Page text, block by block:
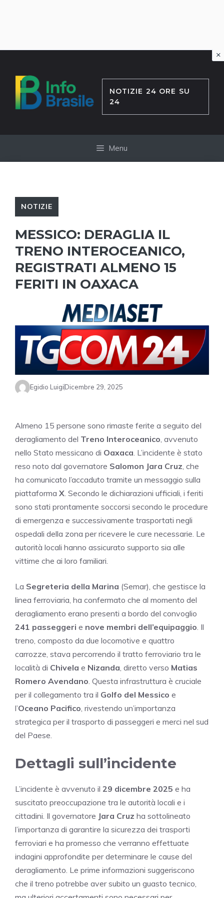
contenuto
NOTIZIE 24 ORE SU
24
Menu
NOTIZIE
MESSICO: DERAGLIA IL
TRENO INTEROCEANICO,
REGISTRATI ALMENO 15
FERITI IN OAXACA
Egidio LuigiDicembre 29, 2025
Almeno 15 persone sono rimaste ferite a seguito del
deragliamento del Treno Interoceanico , avvenuto
nello Stato messicano di Oaxaca . L’incidente è stato
reso noto dal governatore Salomon Jara Cruz , che
ha comunicato l’accaduto tramite un messaggio sulla
piattaforma X . Secondo le dichiarazioni ufficiali, i feriti
sono stati prontamente soccorsi secondo le procedure
di emergenza e successivamente trasportati negli
ospedali della zona per ricevere le cure necessarie. Le
autorità locali hanno assicurato supporto sia alle
vittime che ai loro familiari.
La Segreteria della Marina (Semar), che gestisce la
linea ferroviaria, ha confermato che al momento del
deragliamento erano presenti a bordo del convoglio
241 passeggeri e nove membri dell’equipaggio . Il
treno, composto da due locomotive e quattro
carrozze, stava percorrendo il tratto ferroviario tra le
località di Chivela e Nizanda , diretto verso Matias
Romero Avendano . Questa infrastruttura è cruciale
per il collegamento tra il Golfo del Messico e
l’Oceano Pacifico , rivestendo un’importanza
strategica per il trasporto di passeggeri e merci nel sud
del Paese.
Dettagli sull’incidente
L’incidente è avvenuto il 29 dicembre 2025 e ha
suscitato preoccupazione tra le autorità locali e i
cittadini. Il governatore Jara Cruz ha sottolineato
l’importanza di garantire la sicurezza dei trasporti
ferroviari e ha promesso che verranno effettuate
indagini approfondite per determinare le cause del
deragliamento. Le prime informazioni suggeriscono
che il treno potrebbe aver subito un guasto tecnico,
×